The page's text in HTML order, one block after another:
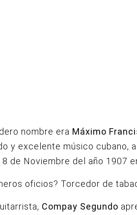
nombre era Máximo
y excelente músico cubano,
de Noviembre del año 1907
oficios? Torcedor de
Compay Segundo